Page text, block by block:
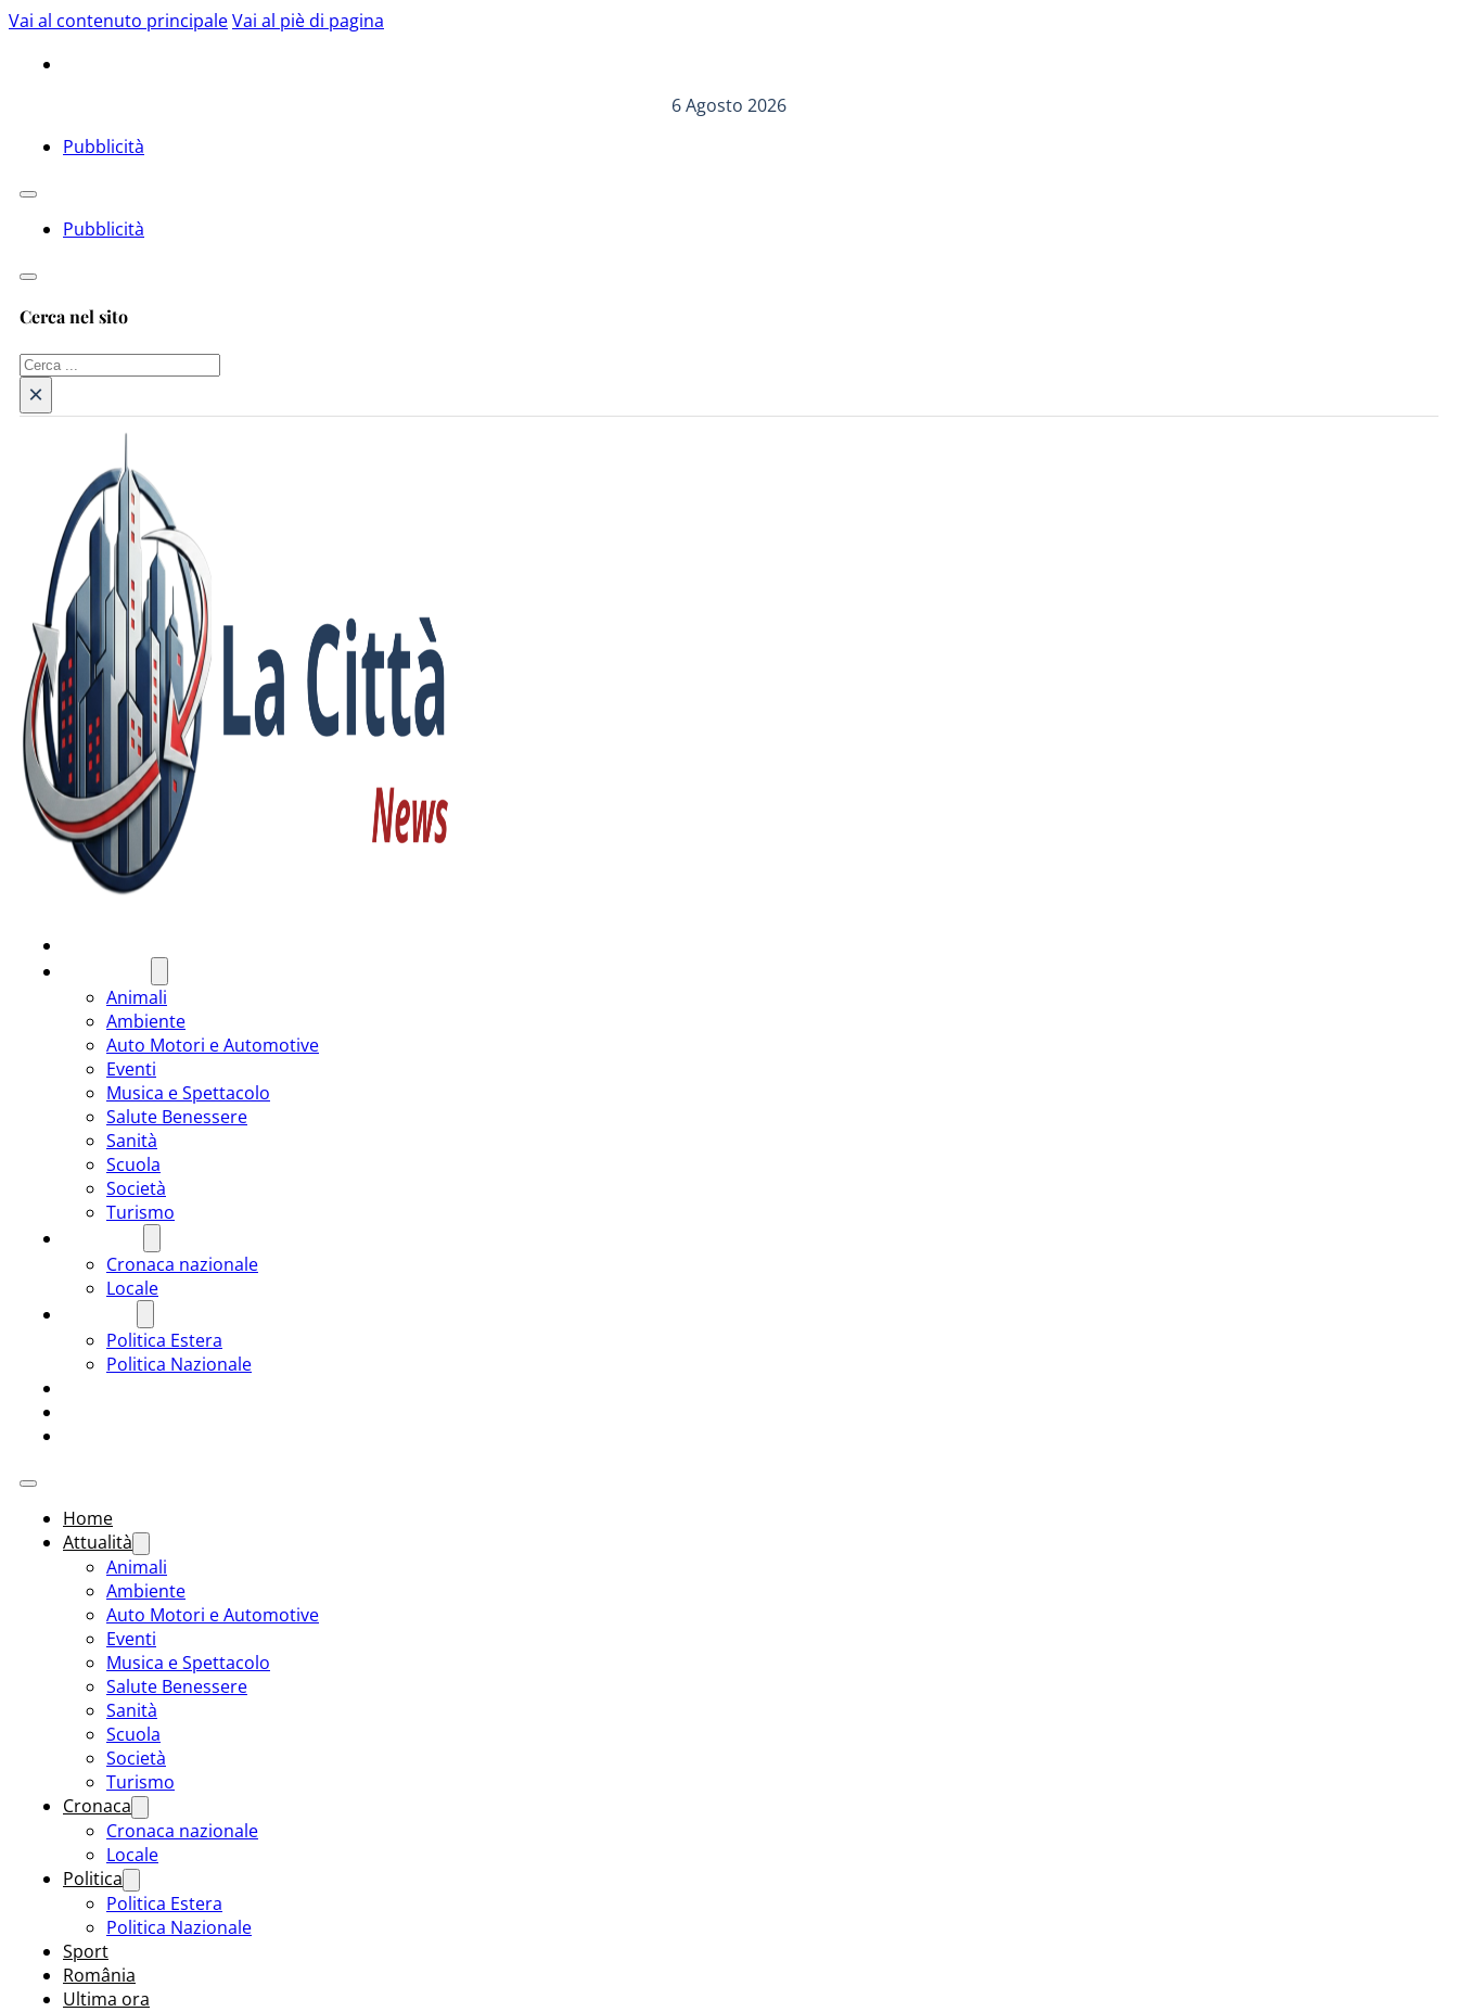
Vai al contenuto principaleVai al piè di pagina
6 Agosto 2026
Pubblicità
Pubblicità
Cerca nel sito
Cerca
×
Animali
Ambiente
Auto Motori e Automotive
Eventi
Musica e Spettacolo
Salute Benessere
Sanità
Scuola
Società
Turismo
Cronaca nazionale
Locale
Politica Estera
Politica Nazionale
Home
Attualità
Animali
Ambiente
Auto Motori e Automotive
Eventi
Musica e Spettacolo
Salute Benessere
Sanità
Scuola
Società
Turismo
Cronaca
Cronaca nazionale
Locale
Politica
Politica Estera
Politica Nazionale
Sport
România
Ultima ora